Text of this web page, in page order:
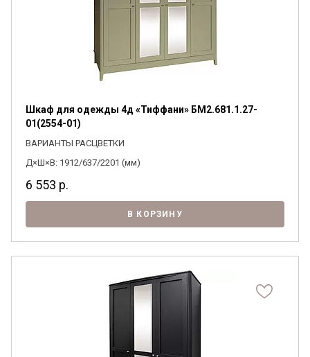
Шкаф для одежды 4д «Тиффани» БМ2.681.1.27-
01(2554-01)
ВАРИАНТЫ РАСЦВЕТКИ
Д×Ш×В: 1912/637/2201 (мм)
6 553 р.
В КОРЗИНУ